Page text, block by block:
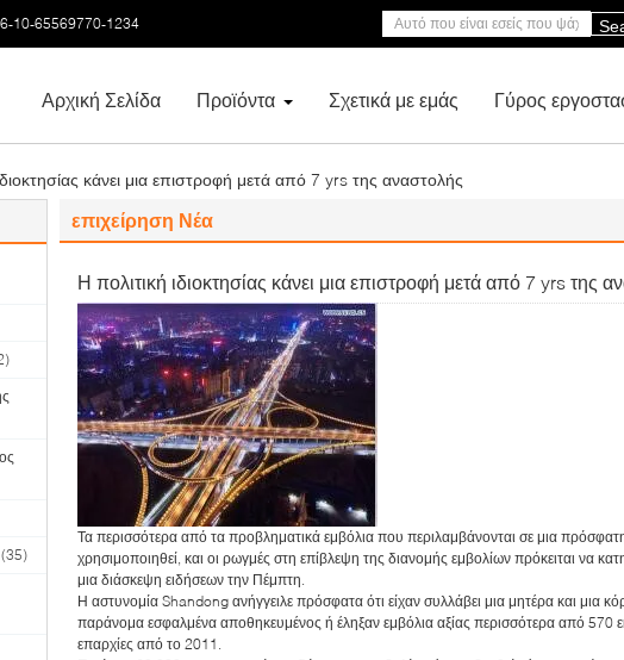
10-65569770-1234
Αρχική Σελίδα Προϊόντα Σχετικά με εμάς Γύρος
κάνει μια επιστροφή μετά από 7 yrs της αναστολής
(35)
επιχείρηση Νέα
Η πολιτική ιδιοκτησίας κάνει μια επιστροφή μετά από 7 yrs της
Τα περισσότερα από τα προβληματικά εμβόλια που περιλαμβάνονται σε μια
χρησιμοποιηθεί, και οι ρωγμές στη επίβλεψη της διανομής εμβολίων πρόκειται να
μια διάσκεψη ειδήσεων την Πέμπτη.
Η αστυνομία Shandong ανήγγειλε πρόσφατα ότι είχαν συλλάβει μια μητέρα και μια
παράνομα εσφαλμένα αποθηκευμένος ή έληξαν εμβόλια αξίας περισσότερα από 570
επαρχίες από το 2011.